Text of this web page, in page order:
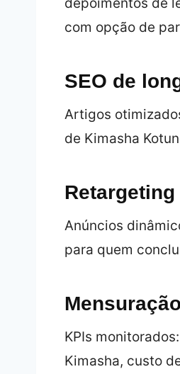
com opção de
SEO de
Artigos
de Kimasha
Anúncios
para quem
KPIs
Kimasha, custo